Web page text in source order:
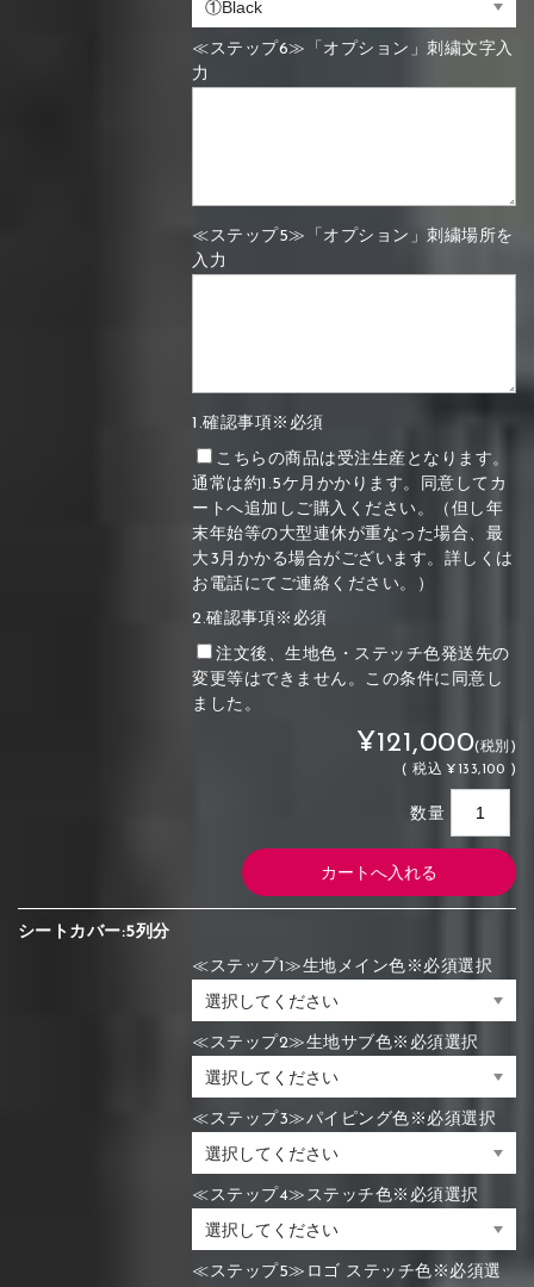
≪ステップ6≫「オプション」刺繍文字入
力
≪ステップ5≫「オプション」刺繍場所を
入力
1.確認事項※必須
こちらの商品は受注生産となります。
通常は約1.5ケ月かかります。同意してカ
ートへ追加しご購入ください。（但し年
末年始等の大型連休が重なった場合、最
大3月かかる場合がございます。詳しくは
お電話にてご連絡ください。）
2.確認事項※必須
注文後、生地色・ステッチ色発送先の
変更等はできません。この条件に同意し
ました。
¥121,000(税別)
(税込 ¥133,100 )
数量
シートカバー:5列分
≪ステップ1≫生地メイン色※必須選択
≪ステップ2≫生地サブ色※必須選択
≪ステップ3≫パイピング色※必須選択
≪ステップ4≫ステッチ色※必須選択
≪ステップ5≫ロゴ ステッチ色※必須選